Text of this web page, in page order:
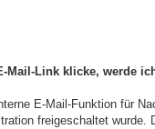
Mail-Link klicke, werde
E-Mail-Funktion für
freigeschaltet wurde.